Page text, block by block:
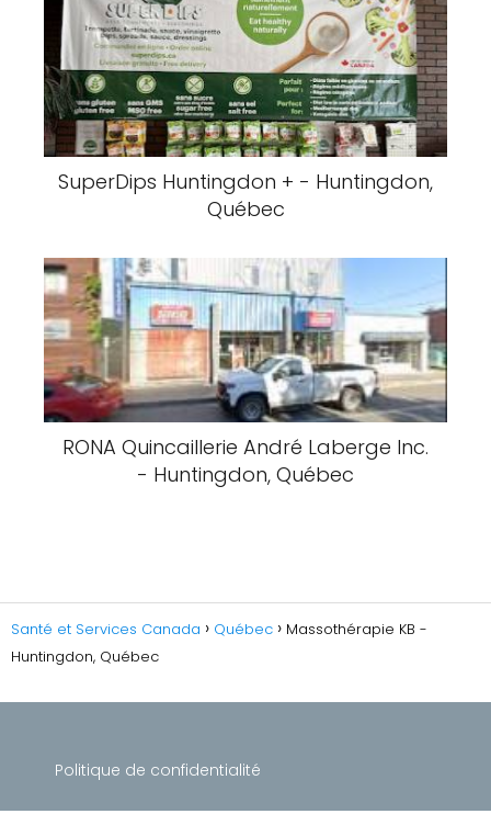
SuperDips Huntingdon + - Huntingdon,
Québec
RONA Quincaillerie André Laberge Inc.
- Huntingdon, Québec
Santé et Services Canada Québec
Massothérapie KB -
Huntingdon, Québec
Politique de confidentialité